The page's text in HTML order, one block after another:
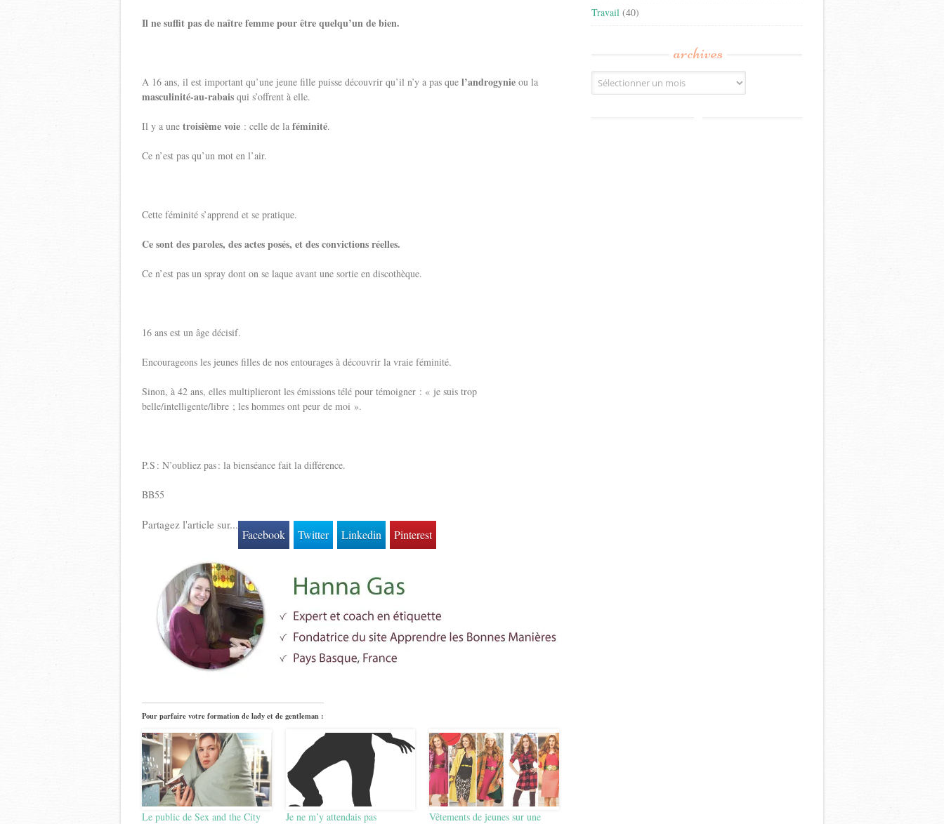
Il ne suffit pas de naître femme pour être quelqu’un de bien.
A 16 ans, il est important qu’une jeune fille puisse découvrir qu’il n’y a pas que l’androgynie ou la
masculinité-au-rabais qui s’offrent à elle.
Il y a une troisième voie : celle de la féminité.
Ce n’est pas qu’un mot en l’air.
Cette féminité s’apprend et se pratique.
Ce sont des paroles, des actes posés, et des convictions réelles.
Ce n’est pas un spray dont on se laque avant une sortie en discothèque.
16 ans est un âge décisif.
Encourageons les jeunes filles de nos entourages à découvrir la vraie féminité.
Sinon, à 42 ans, elles multiplieront les émissions télé pour témoigner : « je suis trop
belle/intelligente/libre ; les hommes ont peur de moi ».
P.S : N’oubliez pas : la bienséance fait la différence.
BB55
Partagez l'article sur...
Facebook Twitter Linkedin Pinterest
Pour parfaire votre formation de lady et de gentleman :
Le public de Sex and the City Je ne m’y attendais pas Vêtements de jeunes sur une
Travail (40)
archives
Archives